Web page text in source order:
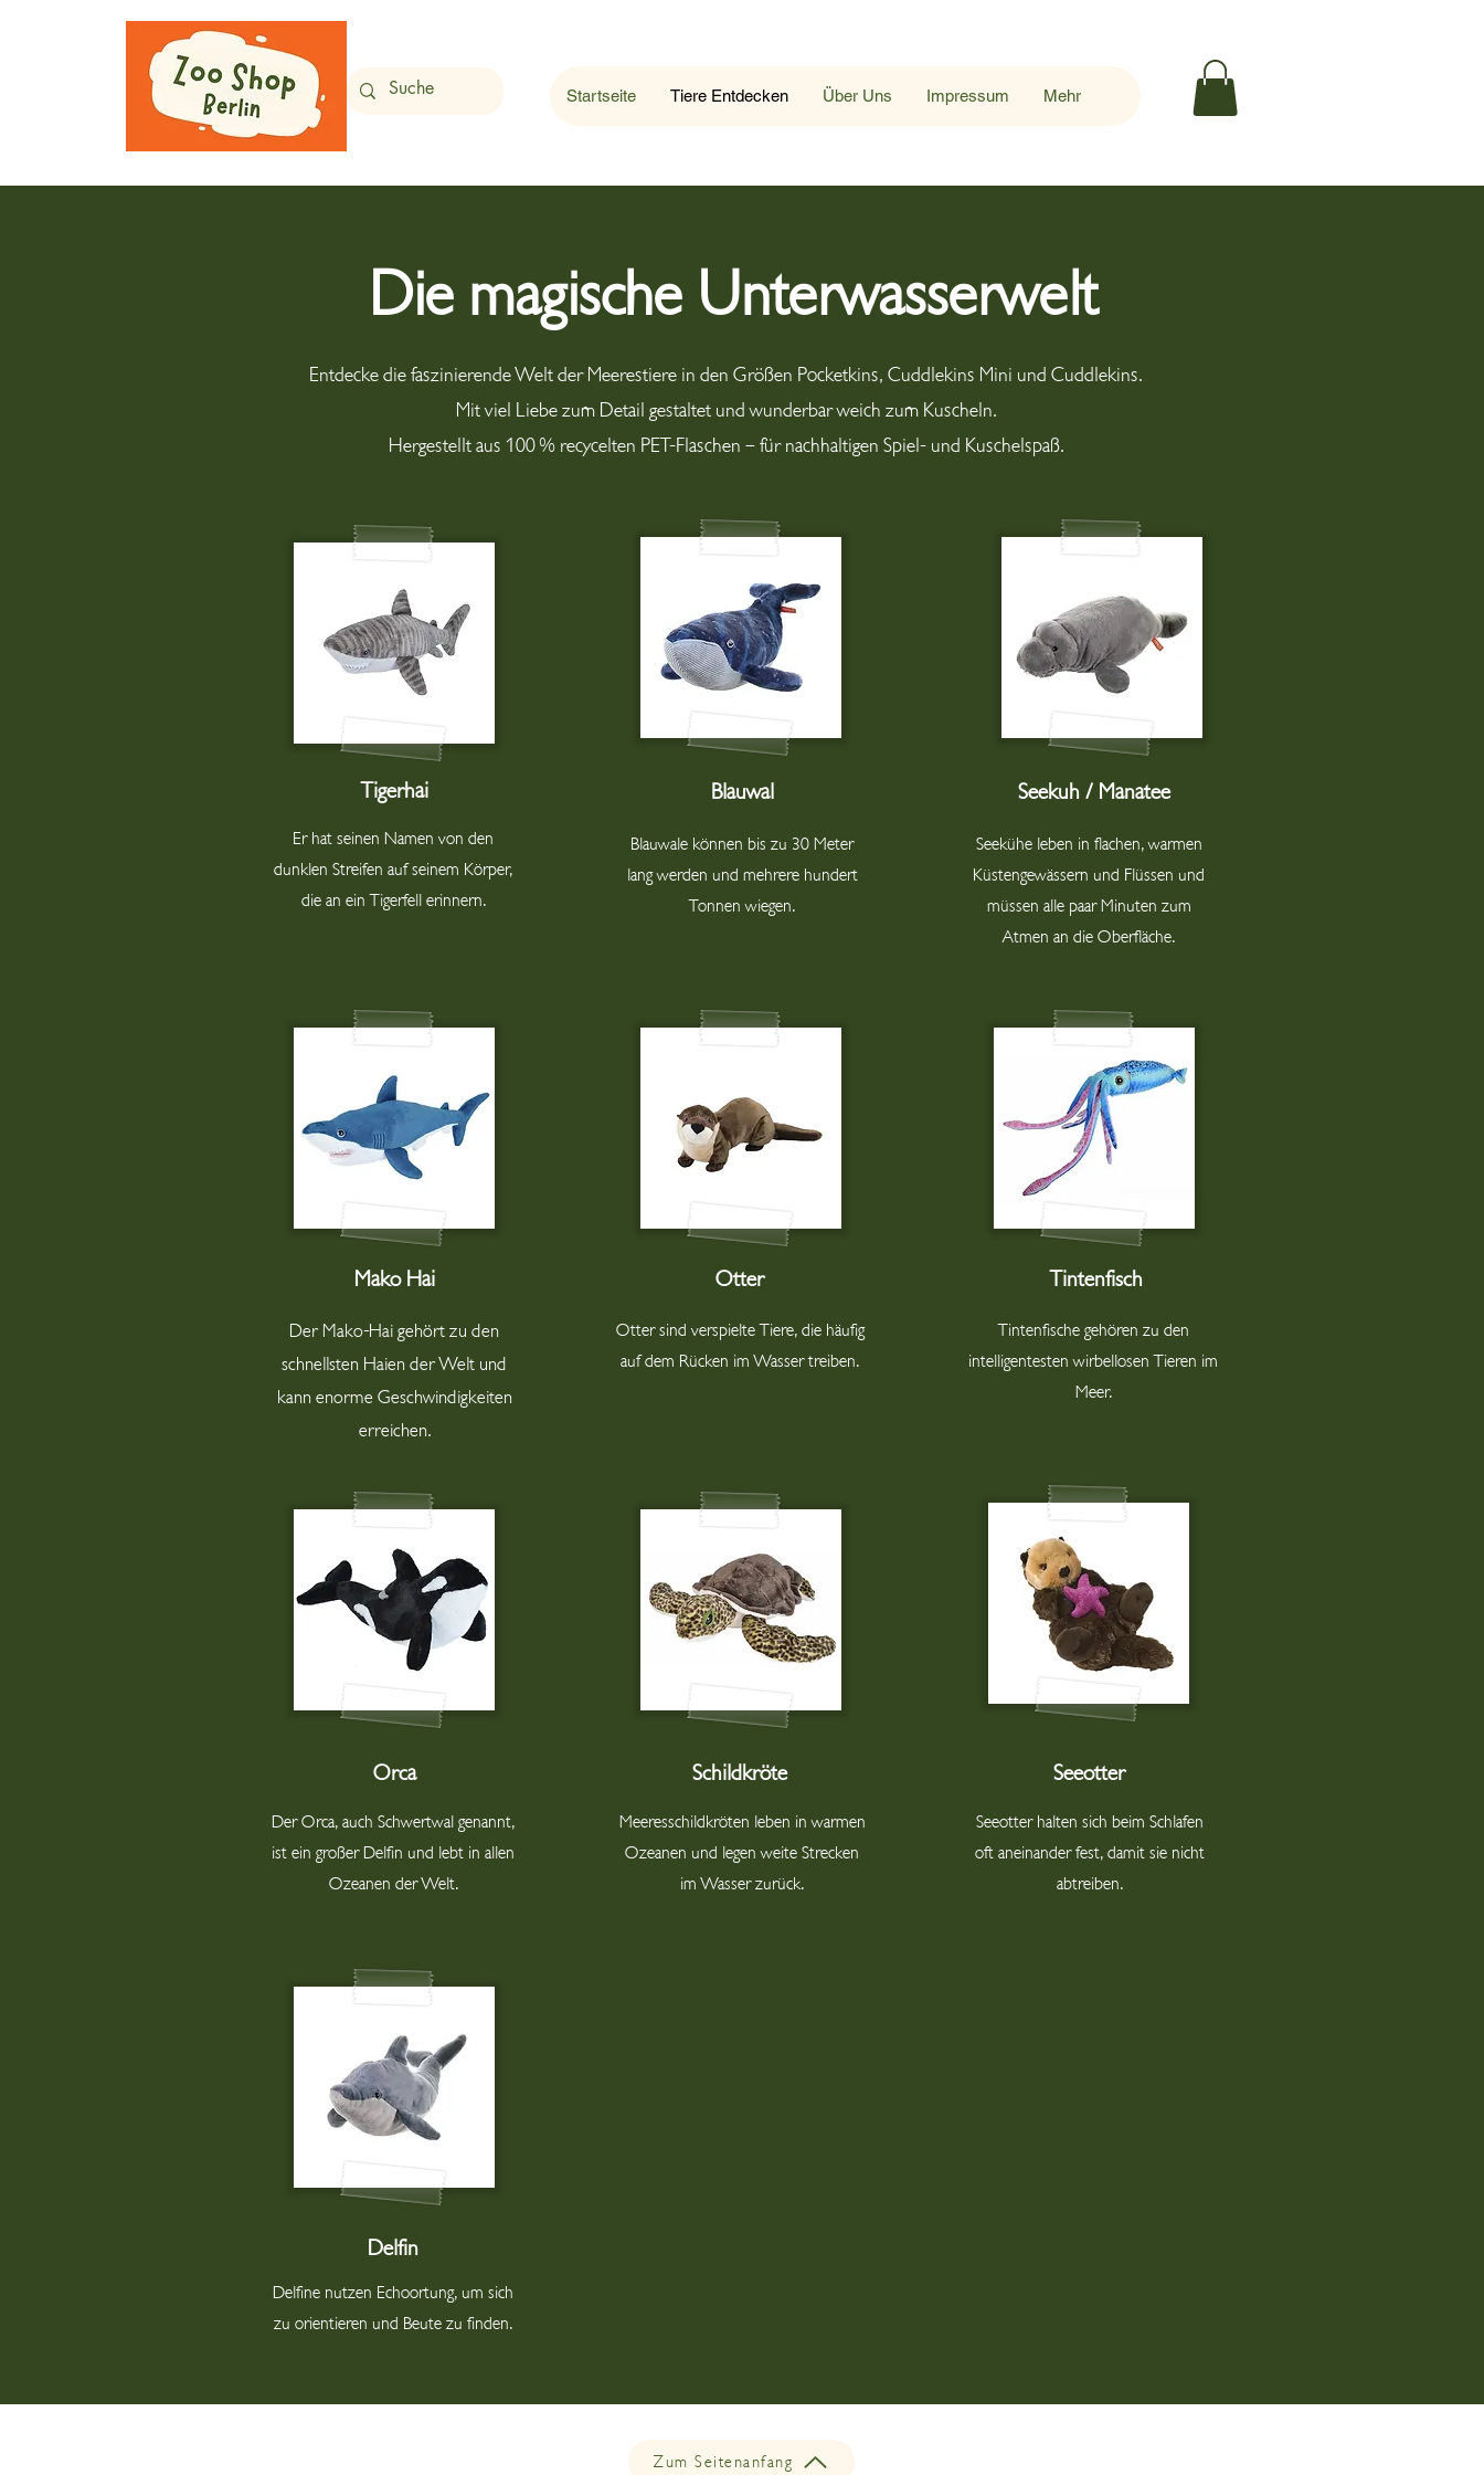
Startseite Tiere Entdecken Über Uns Impressum Mehr
Die magische Unterwasserwelt
Entdecke die faszinierende Welt der Meerestiere in den Größen Pocketkins, Cuddlekins Mini und Cuddlekins.
Mit viel Liebe zum Detail gestaltet und wunderbar weich zum Kuscheln.
Hergestellt aus 100 % recycelten PET-Flaschen – für nachhaltigen Spiel- und Kuschelspaß.
Tigerhai
Er hat seinen Namen von den
dunklen Streifen auf seinem Körper,
die an ein Tigerfell erinnern.
Mako Hai
Der Mako-Hai gehört zu den
schnellsten Haien der Welt und
kann enorme Geschwindigkeiten
erreichen.
Orca
Der Orca, auch Schwertwal genannt,
ist ein großer Delfin und lebt in allen
Ozeanen der Welt.
Blauwal
Blauwale können bis zu 30 Meter
lang werden und mehrere hundert
Tonnen wiegen.
Otter
Otter sind verspielte Tiere, die häufig
auf dem Rücken im Wasser treiben.
Schildkröte
Meeresschildkröten leben in warmen
Ozeanen und legen weite Strecken
im Wasser zurück.
Seekuh / Manatee
Seekühe leben in flachen, warmen
Küstengewässern und Flüssen und
müssen alle paar Minuten zum
Atmen an die Oberfläche.
Tintenfisch
Tintenfische gehören zu den
intelligentesten wirbellosen Tieren im
Meer.
Seeotter
Seeotter halten sich beim Schlafen
oft aneinander fest, damit sie nicht
abtreiben.
Delfin
Delfine nutzen Echoortung, um sich
zu orientieren und Beute zu finden.
Zum Seitenanfang